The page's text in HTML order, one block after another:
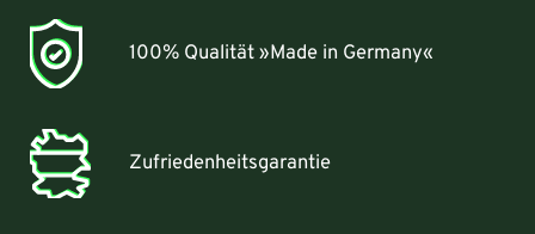
100% Qualität »Made in Germany«
Zufriedenheitsgarantie